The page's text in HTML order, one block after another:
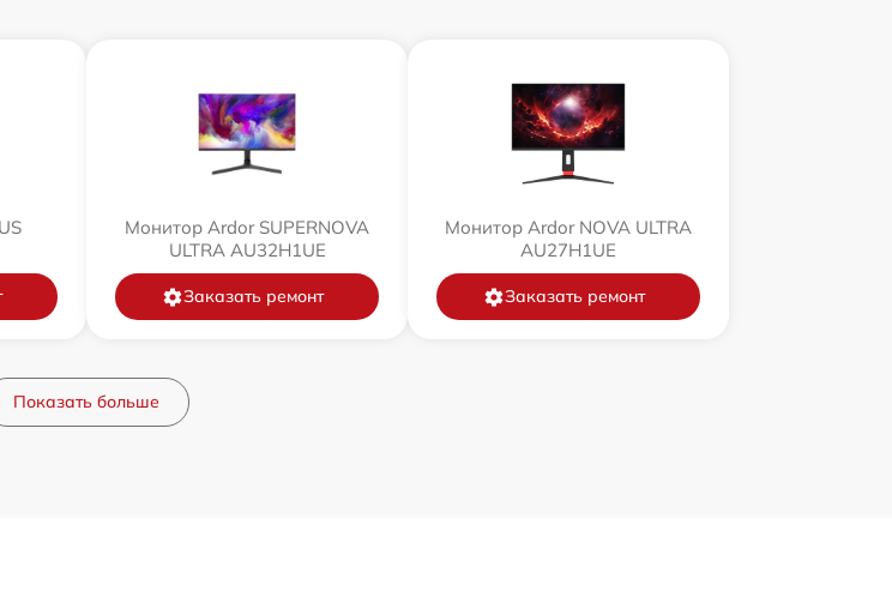
Монитор Ardor SUPERNOVA
ULTRA AU32H1UE
Заказать ремонт
Монитор Ardor NOVA ULTRA
AU27H1UE
Заказать ремонт
Показать больше